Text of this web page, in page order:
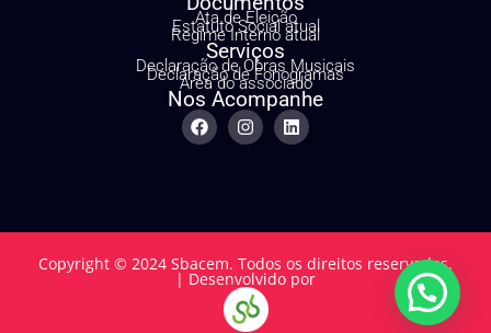
Ata de Eleição
Estatuto Social atual
Regime Interno atual
Serviços
Declaração de Obras Musicais
Declaração de Fonogramas
Área do associado
Nos Acompanhe
Copyright © 2024 Sbacem. Todos os direitos reservados.
| Desenvolvido por